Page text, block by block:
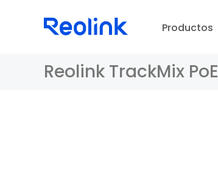
Productos
Reolink TrackMix PoE